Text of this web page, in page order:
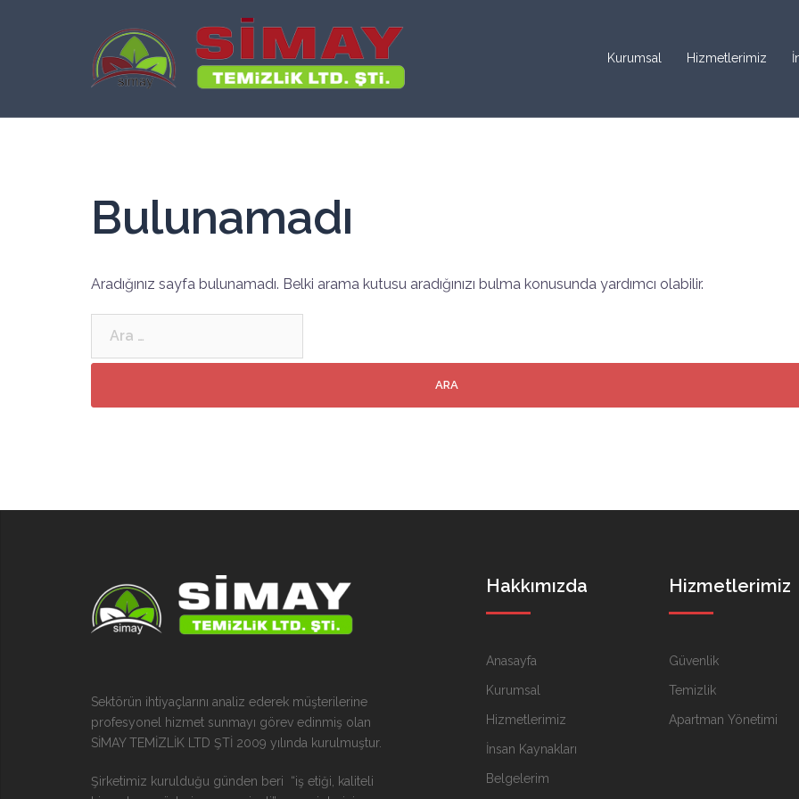
Kurumsal Hizmetlerimiz
Bulunamadı
Aradığınız sayfa bulunamadı. Belki arama kutusu aradığınızı bulma konusunda yardımcı olabilir.
Sektörün ihtiyaçlarını analiz ederek müşterilerine
profesyonel hizmet sunmayı görev edinmiş olan
SİMAY TEMİZLİK LTD ŞTİ 2009 yılında kurulmuştur.
Şirketimiz kurulduğu günden beri “iş etiği, kaliteli
Hakkımızda
Anasayfa
Kurumsal
Hizmetlerimiz
İnsan Kaynakları
Belgelerim
Hizmetlerimiz
Güvenlik
Temizlik
Apartman Yönetimi